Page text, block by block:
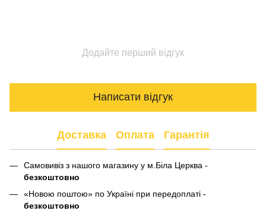
Додайте перший відгук
Написати відгук
Доставка Оплата Гарантія
Самовивіз з нашого магазину у м.Біла Церква -
безкоштовно
«Новою поштою» по Україні при передоплаті -
безкоштовно